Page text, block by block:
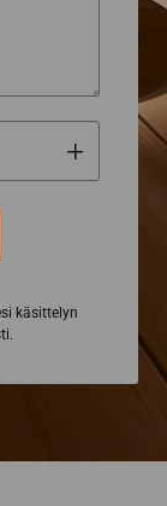
käsittelyn